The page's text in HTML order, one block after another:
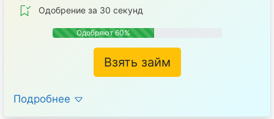
Одобрение за 30 секунд
Одобряют 60%
Взять займ
Подробнее